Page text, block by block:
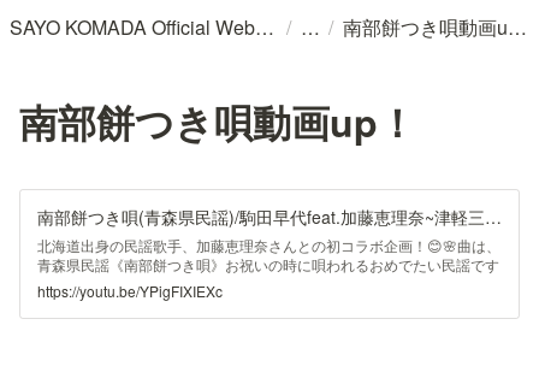
SAYO KOMADA Official WebSite / / 南部餅つき唄動画up！
南部餅つき唄動画up！
南部餅つき唄(青森県民謡)/駒田早代feat.加藤恵理奈~津軽三味線✖︎民謡~/shamisen/Japanese soul song/Nanbu Mochituki Uta
北海道出身の民謡歌手、加藤恵理奈さんとの初コラボ企画！😊🌸曲は、
青森県民謡《南部餅つき唄》お祝いの時に唄われるおめでたい民謡です
🤲🏻恵理奈さんは民謡の先輩でありながら、一緒に買い物デートもする
くらい仲良しの先輩です💗◎場所は遠くても、こうして一緒にコラボ動
画が出せてうれしいぃ🥺💡コラボ第二弾は後日公...
https://youtu.be/YPigFIXIEXc